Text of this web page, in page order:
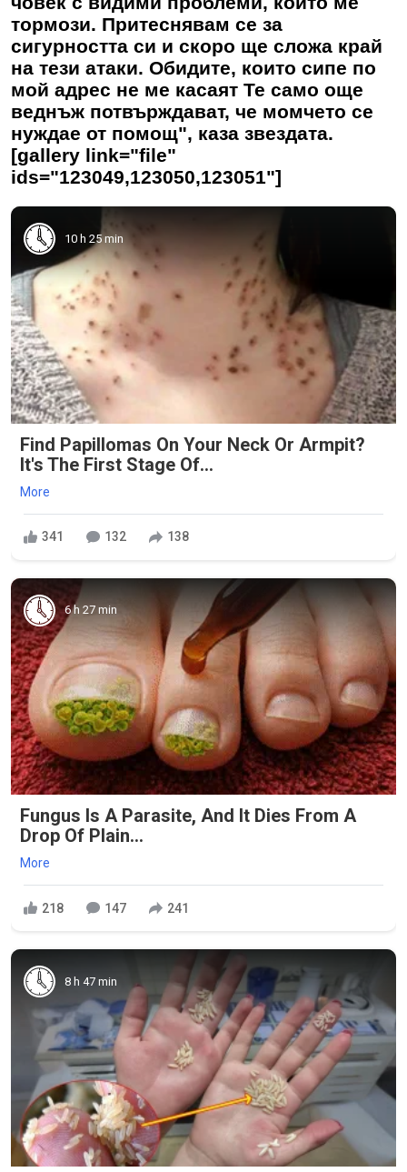
тормози. Притеснявам се за
сигурността си и скоро ще сложа край
на тези атаки. Обидите, които сипе по
мой адрес не ме касаят Те само още
веднъж потвърждават, че момчето се
нуждае от помощ", каза звездата.
[gallery link="file"
ids="123049,123050,123051"]
10 h 25 min
Find Papillomas On Your Neck Or Armpit?
It's The First Stage Of...
More
341 132 138
6 h 27 min
Fungus Is A Parasite, And It Dies From A
Drop Of Plain...
More
218 147 241
8 h 47 min